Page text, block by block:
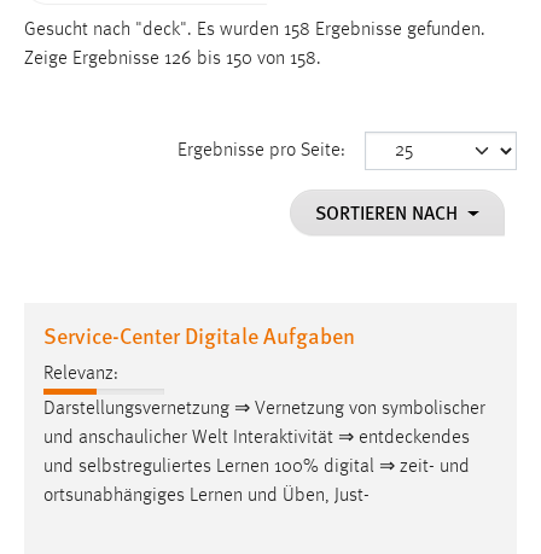
Gesucht nach "deck". Es wurden 158 Ergebnisse gefunden.
Zeige Ergebnisse 126 bis 150 von 158.
Ergebnisse pro Seite:
SORTIEREN NACH
Service-Center Digitale Aufgaben
Relevanz:
Darstellungsvernetzung ⇒ Vernetzung von symbolischer
und anschaulicher Welt Interaktivität ⇒ entdeckendes
und selbstreguliertes Lernen 100% digital ⇒ zeit- und
ortsunabhängiges Lernen und Üben, Just-
Einverständnis
cookie_consent
Dieser Cookie speichert die ausgewählten Einverständnis-
Performance
Name:
Zweck: